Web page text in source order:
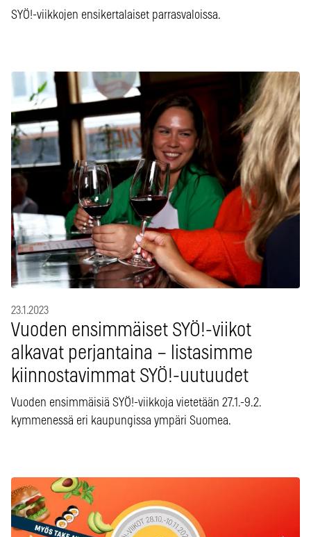
SYÖ!-viikkojen ensikertalaiset parrasvaloissa.
23.1.2023
Vuoden ensimmäiset SYÖ!-viikot
alkavat perjantaina – listasimme
kiinnostavimmat SYÖ!-uutuudet
Vuoden ensimmäisiä SYÖ!-viikkoja vietetään 27.1.-9.2.
kymmenessä eri kaupungissa ympäri Suomea.